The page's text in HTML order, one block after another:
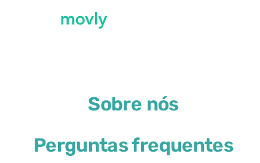
Sobre nós
Perguntas frequentes
Todos os carros disponíveis no
Aluguer de Skoda